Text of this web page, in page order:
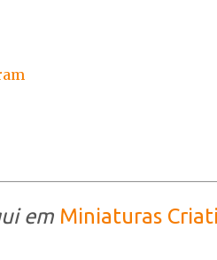
em Miniaturas